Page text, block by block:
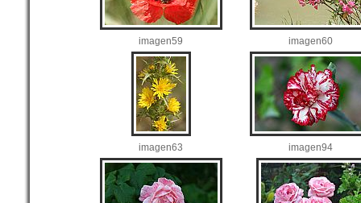
imagen59 imagen60
imagen63 imagen94